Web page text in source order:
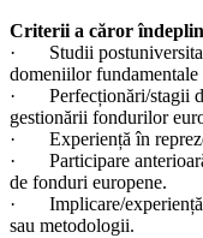
Criterii a căror
· Studii
domeniilor fundamentale
· Perfecționări/stagii
gestionării fondurilor
· Experiență în
· Participare
de fonduri europene.
· Implicare/experiență
sau metodologii.